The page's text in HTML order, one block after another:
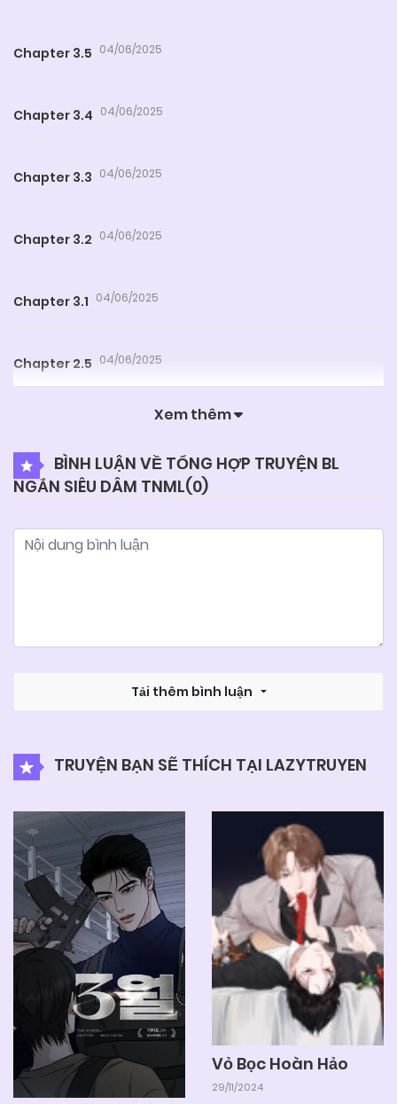
Chapter 3.5 04/06/2025
Chapter 3.4 04/06/2025
Chapter 3.3 04/06/2025
Chapter 3.2 04/06/2025
Chapter 3.1 04/06/2025
Chapter 2.5 04/06/2025
04/06/2025
Chapter 2.3 04/06/2025
Chapter 2.2 04/06/2025
Chapter 1.1 04/06/2025
Xem thêm
BÌNH LUẬN VỀ TỔNG HỢP TRUYỆN BL
NGẮN SIÊU DÂM TNML(0)
Tải thêm bình luận
TRUYỆN BẠN SẼ THÍCH TẠI LAZYTRUYEN
Vỏ Bọc Hoàn Hảo
29/11/2024